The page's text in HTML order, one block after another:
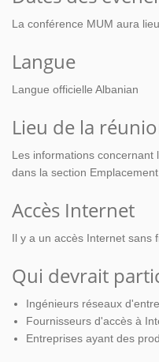
La conférence MUM aura
Langue
Langue officielle Albanian
Lieu de la
Les informations
dans la section Emplacement.
Accès Internet
Il y a un accès Internet sans
Qui devrait
Ingénieurs réseaux
Fournisseurs d'accès à
Entreprises ayant des